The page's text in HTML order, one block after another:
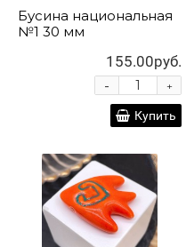
Бусина национальная
№1 30 мм
155.00руб.
+
-
Купить